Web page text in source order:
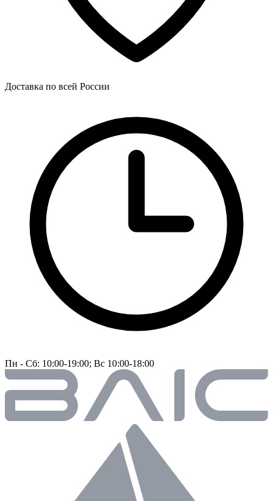
Доставка по всей России
Пн - Сб: 10:00-19:00; Вс 10:00-18:00